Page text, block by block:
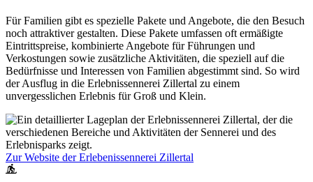
Für Familien gibt es spezielle Pakete und Angebote, die den Besuch
noch attraktiver gestalten. Diese Pakete umfassen oft ermäßigte
Eintrittspreise, kombinierte Angebote für Führungen und
Verkostungen sowie zusätzliche Aktivitäten, die speziell auf die
Bedürfnisse und Interessen von Familien abgestimmt sind. So wird
der Ausflug in die Erlebnissennerei Zillertal zu einem
unvergesslichen Erlebnis für Groß und Klein.
Zur Website der Erlebenissennerei Zillertal